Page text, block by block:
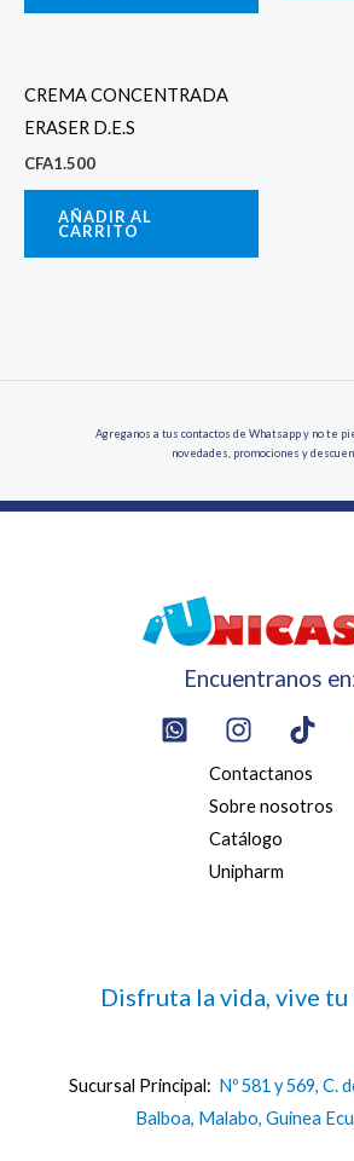
CREMA CONCENTRADA
ERASER D.E.S
CFA1.500
AÑADIR AL
CARRITO
Agreganos a tus contactos de Whatsapp y no te
novedades, promociones y
Encuentranos
Contactanos
Sobre nosotros
Catálogo
Unipharm
Disfruta la vida, vive
Sucursal Principal: Nº 581 y 569, C.
Balboa, Malabo, Guinea